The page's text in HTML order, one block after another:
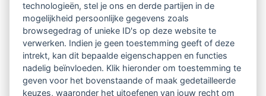
Nieuwsoverzicht
technologieën, stel je ons en derde partijen in de
mogelijkheid persoonlijke gegevens zoals
browsegedrag of unieke ID's op deze website te
verwerken. Indien je geen toestemming geeft of deze
intrekt, kan dit bepaalde eigenschappen en functies
nadelig beïnvloeden. Klik hieronder om toestemming te
geven voor het bovenstaande of maak gedetailleerde
keuzes, waaronder het uitoefenen van jouw recht om